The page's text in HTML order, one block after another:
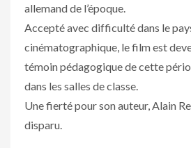
allemand de l’époque.
Accepté avec difficulté dans le
cinématographique, le film est
témoin pédagogique de cette
dans les salles de classe.
Une fierté pour son auteur, Alain
disparu.